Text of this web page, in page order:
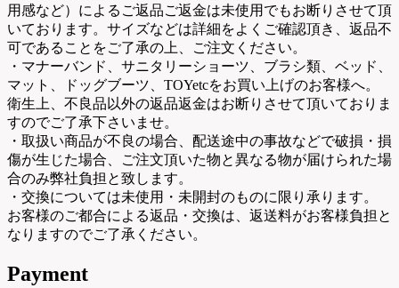
用感など）によるご返品ご返金は未使用でもお断りさせて頂
いております。サイズなどは詳細をよくご確認頂き、返品不
可であることをご了承の上、ご注文ください。
・マナーバンド、サニタリーショーツ、ブラシ類、ベッド、
マット、ドッグブーツ、TOYetcをお買い上げのお客様へ。
衛生上、不良品以外の返品返金はお断りさせて頂いておりま
すのでご了承下さいませ。
・取扱い商品が不良の場合、配送途中の事故などで破損・損
傷が生じた場合、ご注文頂いた物と異なる物が届けられた場
合のみ弊社負担と致します。
・交換については未使用・未開封のものに限り承ります。
お客様のご都合による返品・交換は、返送料がお客様負担と
なりますのでご了承ください。
Payment